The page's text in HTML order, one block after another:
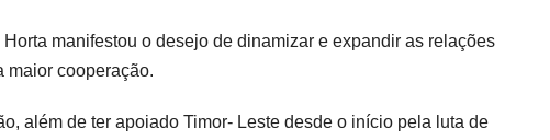
manifestou o desejo de dinamizar e expandir as relações
maior cooperação.
além de ter apoiado Timor- Leste desde o início pela luta de